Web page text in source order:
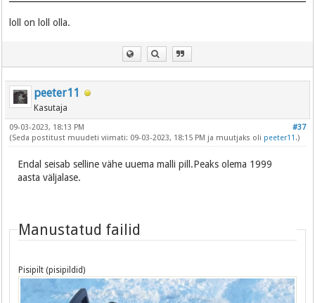
loll on loll olla.
peeter11
Kasutaja
#37
09-03-2023, 18:13 PM
(Seda postitust muudeti viimati: 09-03-2023, 18:15 PM ja muutjaks oli peeter11 .)
Endal seisab selline vähe uuema malli pill.Peaks olema 1999
aasta väljalase.
Manustatud failid
Pisipilt (pisipildid)